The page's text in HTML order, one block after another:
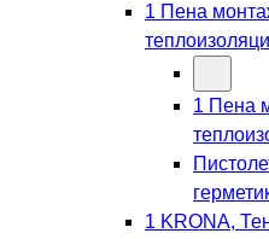
1 Пена
1 Пена
1 KRONA,